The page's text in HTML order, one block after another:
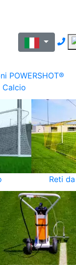
POWERSHOT®
Calcio
Reti